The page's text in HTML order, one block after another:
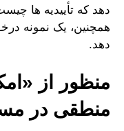
دهد که تأییدیه ها
همچنین، یک نمونه
دهد.
منظور از
منطقی در